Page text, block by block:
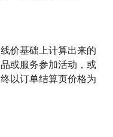
价基础上计算出来的
或服务参加活动，或
以订单结算页价格为